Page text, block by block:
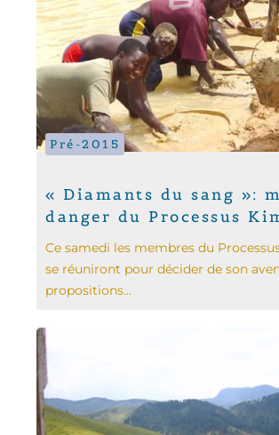
Pré-2015
« Diamants du sang »:
danger du Processus
Ce samedi les membres du
se réuniront pour décider de son
propositions...